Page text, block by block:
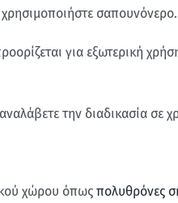
σαπουνόνερο.
για εξωτερική
την διαδικασία σε
χώρου όπως πολυθρόνες